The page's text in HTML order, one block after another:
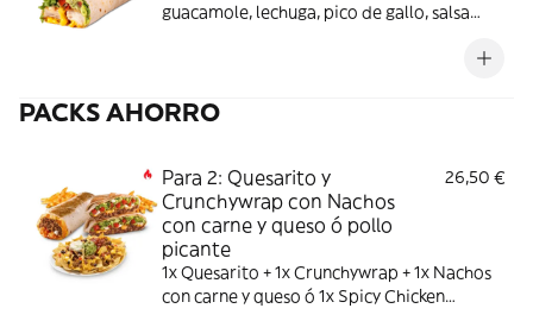
guacamole, lechuga, pico de gallo, salsa
PACKS AHORRO
Para 2: Quesarito y
Crunchywrap con Nachos
con carne y queso ó pollo
picante
26,50 €
1x Quesarito + 1x Crunchywrap + 1x Nachos
con carne y queso ó 1x Spicy Chicken